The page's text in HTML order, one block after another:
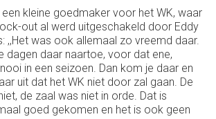
een kleine goedmaker voor het WK, waar
out al werd uitgeschakeld door Eddy
,,Het was ook allemaal zo vreemd daar.
dagen daar naartoe, voor dat ene,
in een seizoen. Dan kom je daar en
uit dat het WK niet door zal gaan. De
de zaal was niet in orde. Dat is
goed gekomen en het is ook geen